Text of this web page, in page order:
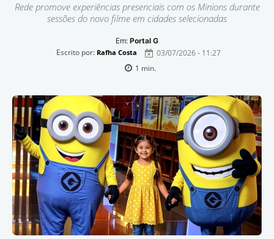
Rede promove experiências presenciais com os Minions durante
sessões do novo filme em cidades selecionadas
Em: Portal G
Escrito por: Rafha Costa
03/07/2026 - 11:27
1 min.